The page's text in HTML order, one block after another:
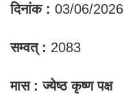
दिनांक : 03/06/2026
सम्वत् : 2083
मास : ज्येष्ठ कृष्ण पक्ष